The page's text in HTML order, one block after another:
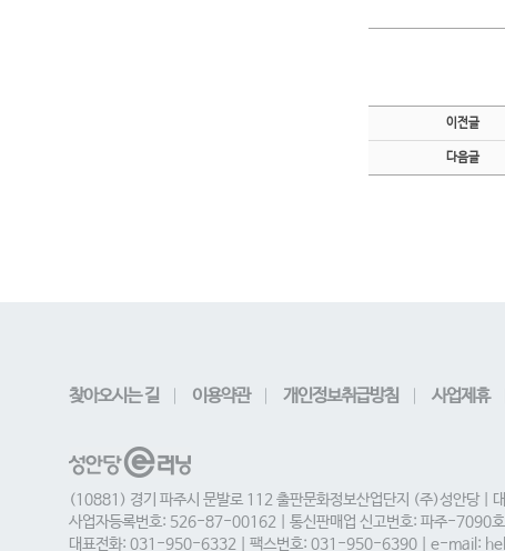
이전글
다음글
찾아오시는 길 이용약관 개인정보취급방침 사업제휴
(10881) 경기 파주시 문발로 112 출판문화정보산업단지 (주)성안당 |
사업자등록번호: 526-87-00162 | 통신판매업 신고번호: 파주-7090호
대표전화: 031-950-6332 | 팩스번호: 031-950-6390 | e-mail: